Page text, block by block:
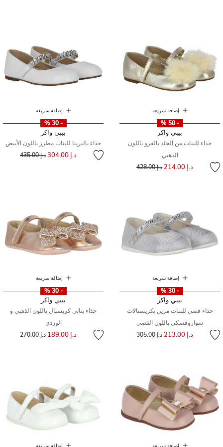
إضافة سريعة
- 50 %
بيبي واكر
حذاء للبنات من الجلد بالفرو باللون
الذهبي
د.إ 214.00 سعر مخفض مند.إ 428.00
إضافة سريعة
- 30 %
بيبي واكر
حذاء باليرينا للبنات مطرز باللون الأبيض
د.إ 304.00 سعر مخفض من
د.إ 435.00 إلى
إضافة سريعة
- 30 %
بيبي واكر
حذاء فضي للبنات مزين بكريستالات
سواروفسكي باللون الفضى
د.إ 213.00 سعر مخفض مند.إ 305.00
إضافة سريعة
- 30 %
بيبي واكر
حذاء بناتي كريستال باللون الذهبي و
الوردى
د.إ 189.00 سعر مخفض من
د.إ 270.00 إلى